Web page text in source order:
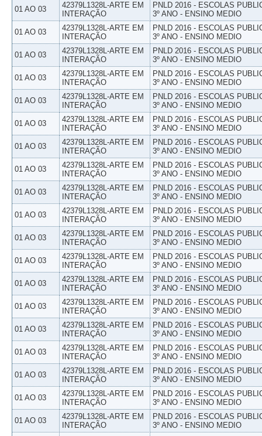
01 AO 03
42379L1328L-ARTE EM
INTERAÇÃO
PNLD 2016 - ESCOLAS
3º ANO - ENSINO MEDIO
01 AO 03
42379L1328L-ARTE EM
INTERAÇÃO
PNLD 2016 - ESCOLAS
3º ANO - ENSINO MEDIO
01 AO 03
42379L1328L-ARTE EM
INTERAÇÃO
PNLD 2016 - ESCOLAS
3º ANO - ENSINO MEDIO
01 AO 03
42379L1328L-ARTE EM
INTERAÇÃO
PNLD 2016 - ESCOLAS
3º ANO - ENSINO MEDIO
01 AO 03
42379L1328L-ARTE EM
INTERAÇÃO
PNLD 2016 - ESCOLAS
3º ANO - ENSINO MEDIO
01 AO 03
42379L1328L-ARTE EM
INTERAÇÃO
PNLD 2016 - ESCOLAS
3º ANO - ENSINO MEDIO
01 AO 03
42379L1328L-ARTE EM
INTERAÇÃO
PNLD 2016 - ESCOLAS
3º ANO - ENSINO MEDIO
01 AO 03
42379L1328L-ARTE EM
INTERAÇÃO
PNLD 2016 - ESCOLAS
3º ANO - ENSINO MEDIO
01 AO 03
42379L1328L-ARTE EM
INTERAÇÃO
PNLD 2016 - ESCOLAS
3º ANO - ENSINO MEDIO
01 AO 03
42379L1328L-ARTE EM
INTERAÇÃO
PNLD 2016 - ESCOLAS
3º ANO - ENSINO MEDIO
01 AO 03
42379L1328L-ARTE EM
INTERAÇÃO
PNLD 2016 - ESCOLAS
3º ANO - ENSINO MEDIO
01 AO 03
42379L1328L-ARTE EM
INTERAÇÃO
PNLD 2016 - ESCOLAS
3º ANO - ENSINO MEDIO
01 AO 03
42379L1328L-ARTE EM
INTERAÇÃO
PNLD 2016 - ESCOLAS
3º ANO - ENSINO MEDIO
01 AO 03
42379L1328L-ARTE EM
INTERAÇÃO
PNLD 2016 - ESCOLAS
3º ANO - ENSINO MEDIO
01 AO 03
42379L1328L-ARTE EM
INTERAÇÃO
PNLD 2016 - ESCOLAS
3º ANO - ENSINO MEDIO
01 AO 03
42379L1328L-ARTE EM
INTERAÇÃO
PNLD 2016 - ESCOLAS
3º ANO - ENSINO MEDIO
01 AO 03
42379L1328L-ARTE EM
INTERAÇÃO
PNLD 2016 - ESCOLAS
3º ANO - ENSINO MEDIO
01 AO 03
42379L1328L-ARTE EM
INTERAÇÃO
PNLD 2016 - ESCOLAS
3º ANO - ENSINO MEDIO
01 AO 03
42379L1328L-ARTE EM
INTERAÇÃO
PNLD 2016 - ESCOLAS
3º ANO - ENSINO MEDIO